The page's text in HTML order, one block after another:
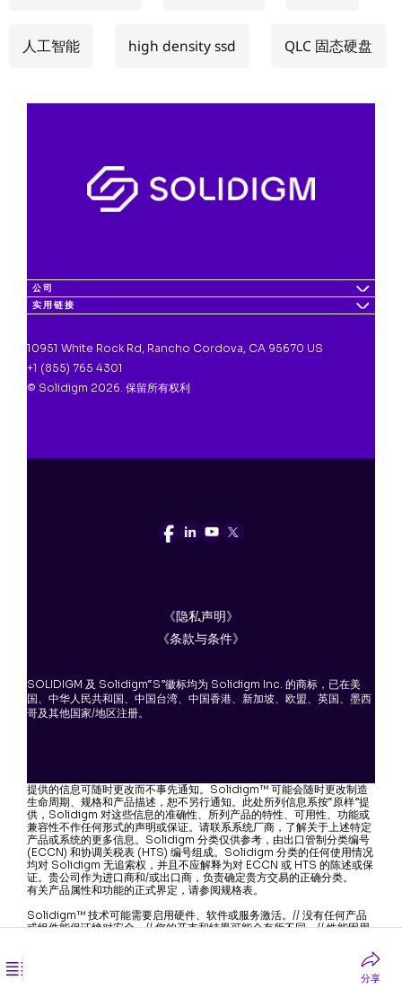
分享
人工智能 high density ssd QLC 固态硬盘
公司
实用链接
10951 White Rock Rd, Rancho Cordova, CA 95670 US
+1 (855) 765 4301
© Solidigm 2026. 保留所有权利
《隐私声明》
《条款与条件》
SOLIDIGM 及 Solidigm“S”徽标均为 Solidigm Inc. 的商标，已在美
国、中华人民共和国、中国台湾、中国香港、新加坡、欧盟、英国、墨西
哥及其他国家/地区注册。
提供的信息可随时更改而不事先通知。Solidigm™ 可能会随时更改制造
生命周期、规格和产品描述，恕不另行通知。此处所列信息系按“原样”提
供，Solidigm 对这些信息的准确性、所列产品的特性、可用性、功能或
兼容性不作任何形式的声明或保证。请联系系统厂商，了解关于上述特定
产品或系统的更多信息。Solidigm 分类仅供参考，由出口管制分类编号
(ECCN) 和协调关税表 (HTS) 编号组成。Solidigm 分类的任何使用情况
均对 Solidigm 无追索权，并且不应解释为对 ECCN 或 HTS 的陈述或保
证。贵公司作为进口商和/或出口商，负责确定贵方交易的正确分类。
有关产品属性和功能的正式界定，请参阅规格表。
Solidigm™ 技术可能需要启用硬件、软件或服务激活。// 没有任何产品
或组件能保证绝对安全。// 您的开支和结果可能会有所不同。// 性能因用
并避免与侵犯人权者同流合污。Solidigm 产品和软件仅用于不导致或促